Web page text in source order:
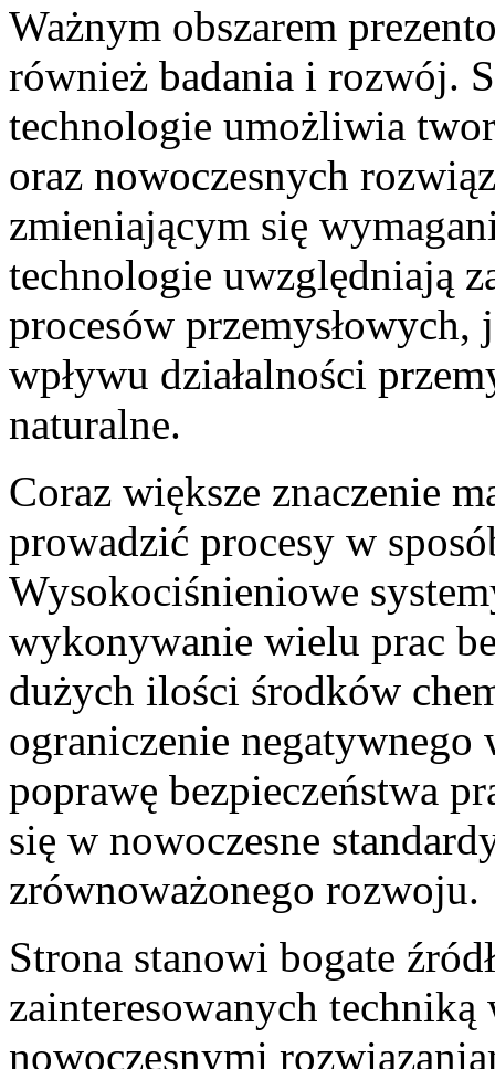
Ważnym obszarem
również badania i rozwój.
technologie umożliwia
oraz nowoczesnych
zmieniającym się
technologie uwzględniają
procesów
wpływu działalności
naturalne.
Coraz większe znaczenie
prowadzić procesy w
Wysokociśnieniowe
wykonywanie wielu prac
dużych ilości środków
ograniczenie negatywnego
poprawę bezpieczeństwa
się w nowoczesne
zrównoważonego rozwoju.
Strona stanowi bogate
zainteresowanych
nowoczesnymi